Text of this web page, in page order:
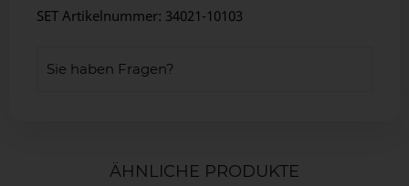
SET Artikelnummer: 34021-10103
Sie haben Fragen?
ÄHNLICHE PRODUKTE